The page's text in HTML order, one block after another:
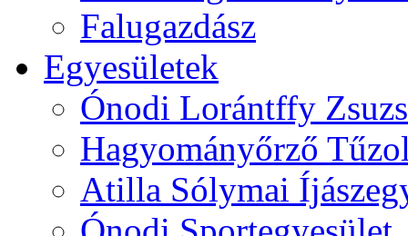
Falugazdász
Egyesületek
Ónodi Lorántffy
Hagyományőrző
Atilla Sólymai